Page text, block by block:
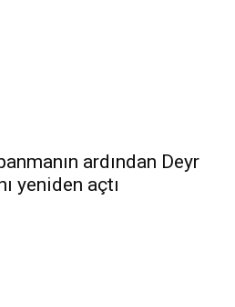
ardından Deyr
yeniden açtı